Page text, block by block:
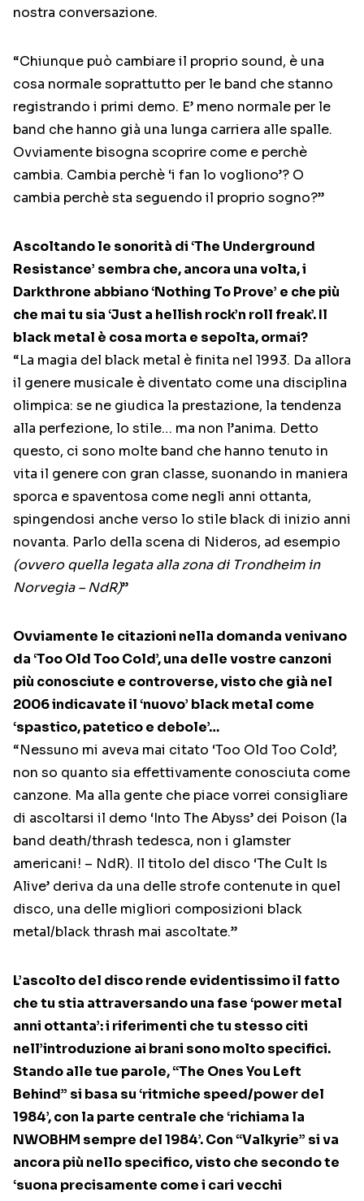
nostra conversazione.
“Chiunque può cambiare il proprio sound, è una
cosa normale soprattutto per le band che stanno
registrando i primi demo. E’ meno normale per le
band che hanno già una lunga carriera alle spalle.
Ovviamente bisogna scoprire come e perchè
cambia. Cambia perchè ‘i fan lo vogliono’? O
cambia perchè sta seguendo il proprio sogno?”
Ascoltando le sonorità di ‘The Underground
Resistance’ sembra che, ancora una volta, i
Darkthrone abbiano ‘Nothing To Prove’ e che più
che mai tu sia ‘Just a hellish rock’n roll freak’. Il
black metal è cosa morta e sepolta, ormai?
“La magia del black metal è finita nel 1993. Da allora
il genere musicale è diventato come una disciplina
olimpica: se ne giudica la prestazione, la tendenza
alla perfezione, lo stile… ma non l’anima. Detto
questo, ci sono molte band che hanno tenuto in
vita il genere con gran classe, suonando in maniera
sporca e spaventosa come negli anni ottanta,
spingendosi anche verso lo stile black di inizio anni
novanta. Parlo della scena di Nideros, ad esempio
(ovvero quella legata alla zona di Trondheim in
Norvegia – NdR)”
Ovviamente le citazioni nella domanda venivano
da ‘Too Old Too Cold’, una delle vostre canzoni
più conosciute e controverse, visto che già nel
2006 indicavate il ‘nuovo’ black metal come
‘spastico, patetico e debole’…
“Nessuno mi aveva mai citato ‘Too Old Too Cold’,
non so quanto sia effettivamente conosciuta come
canzone. Ma alla gente che piace vorrei consigliare
di ascoltarsi il demo ‘Into The Abyss’ dei Poison (la
band death/thrash tedesca, non i glamster
americani! – NdR). Il titolo del disco ‘The Cult Is
Alive’ deriva da una delle strofe contenute in quel
disco, una delle migliori composizioni black
metal/black thrash mai ascoltate.”
L’ascolto del disco rende evidentissimo il fatto
che tu stia attraversando una fase ‘power metal
anni ottanta’: i riferimenti che tu stesso citi
nell’introduzione ai brani sono molto specifici.
Stando alle tue parole, “The Ones You Left
Behind” si basa su ‘ritmiche speed/power del
1984’, con la parte centrale che ‘richiama la
NWOBHM sempre del 1984’. Con “Valkyrie” si va
ancora più nello specifico, visto che secondo te
‘suona precisamente come i cari vecchi